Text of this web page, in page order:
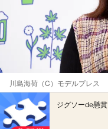
川島海荷（C）モデルプレス
ジグソーde懸賞